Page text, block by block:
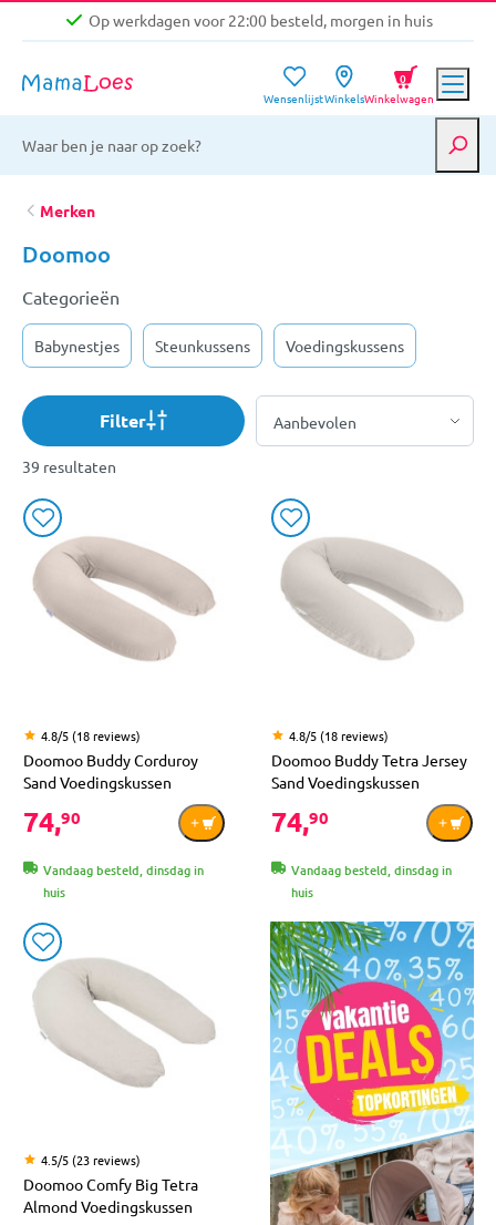
Op werkdagen voor 22:00 besteld, morgen in huis
Niet goed, geld terug garantie
Gratis verzending vanaf €39,-
Op werkdagen voor 22:00 besteld, morgen in huis
WensenlijstWinkelsWinkelwagen
0
Merken
Doomoo
Categorieën
Babynestjes Steunkussens Voedingskussens
Filter
39 resultaten
4.8/5 (18 reviews)
Doomoo Buddy Corduroy
Sand Voedingskussen
74,90
Vandaag besteld, dinsdag in
huis
4.8/5 (18 reviews)
Doomoo Buddy Tetra Jersey
Sand Voedingskussen
74,90
Vandaag besteld, dinsdag in
huis
4.5/5 (23 reviews)
Doomoo Comfy Big Tetra
Almond Voedingskussen